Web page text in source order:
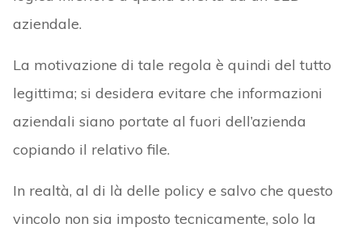
aziendale.
La motivazione di tale regola è quindi del tutto
legittima; si desidera evitare che informazioni
aziendali siano portate al fuori dell’azienda
copiando il relativo file.
In realtà, al di là delle policy e salvo che questo
vincolo non sia imposto tecnicamente, solo la